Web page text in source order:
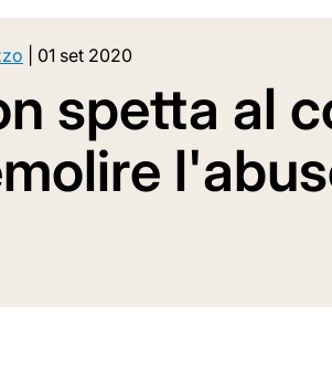
01 set 2020
spetta al